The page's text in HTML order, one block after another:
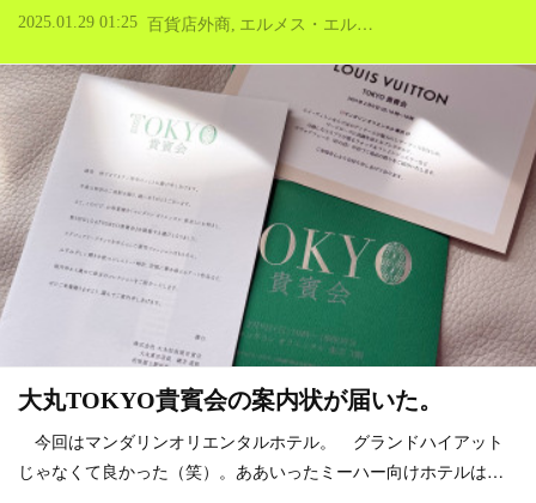
2025.01.29 01:25 百貨店外商 エルメス・エルパト・ロレックス
大丸TOKYO貴賓会の案内状が届いた。
今回はマンダリンオリエンタルホテル。 グランドハイアット
じゃなくて良かった（笑）。ああいったミーハー向けホテルは…